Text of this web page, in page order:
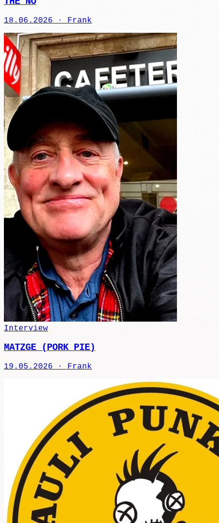
18.06.2026 · Frank
Interview
MATZGE (PORK PIE)
19.05.2026 · Frank